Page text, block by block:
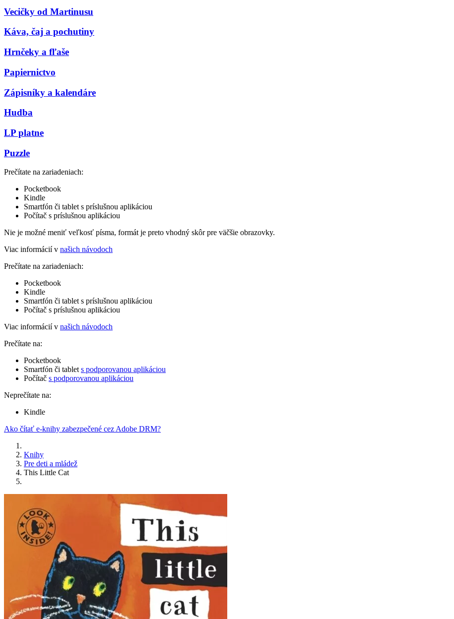
Vecičky od Martinusu
Káva, čaj a pochutiny
Hrnčeky a fľaše
Papiernictvo
Zápisníky a kalendáre
Hudba
LP platne
Puzzle
Prečítate na zariadeniach:
Pocketbook
Kindle
Smartfón či tablet s príslušnou aplikáciou
Počítač s príslušnou aplikáciou
Nie je možné meniť veľkosť písma, formát je preto vhodný skôr pre väčšie obrazovky.
Viac informácií v našich návodoch
Prečítate na zariadeniach:
Pocketbook
Kindle
Smartfón či tablet s príslušnou aplikáciou
Počítač s príslušnou aplikáciou
Viac informácií v našich návodoch
Prečítate na:
Pocketbook
Smartfón či tablet s podporovanou aplikáciou
Počítač s podporovanou aplikáciou
Neprečítate na:
Kindle
Ako čítať e-knihy zabezpečené cez Adobe DRM?
Knihy
Pre deti a mládež
This Little Cat